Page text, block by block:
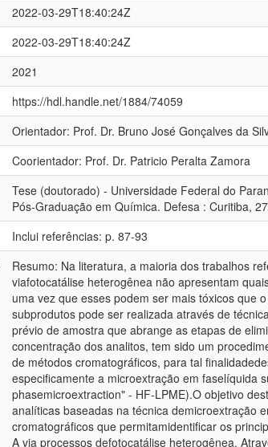
2022-03-29T18:40:24Z
2022-03-29T18:40:24Z
2021
https://hdl.handle.net/1884/74059
Orientador: Prof. Dr. Bruno José Gonçalves da
Coorientador: Prof. Dr. Patricio Peralta Zamora
Tese (doutorado) - Universidade Federal do
Pós-Graduação em Química. Defesa : Curitiba,
Inclui referências: p. 87-93
Resumo: Na literatura, a maioria dos trabalhos
viafotocatálise heterogênea não apresentam
uma vez que esses podem ser mais tóxicos que
subprodutos pode ser realizada através de
prévio de amostra que abrange as etapas de
concentração dos analitos, tem sido um
de métodos cromatográficos, para tal
especificamente a microextração em faselíquida
phasemicroextraction" - HF-LPME).O objetivo
analíticas baseadas na técnica demicroextração
cromatográficos que permitamidentificar os
A via processos defotocatálise heterogênea.